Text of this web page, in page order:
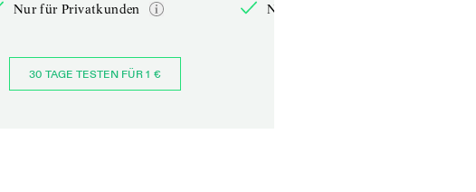
Nur für Privatkunden
30 TAGE TESTEN FÜR 1 €
Nur für Privatkunden